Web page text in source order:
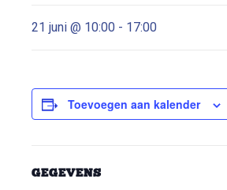
21 juni @ 10:00 - 17:00
Toevoegen aan kalender
GEGEVENS